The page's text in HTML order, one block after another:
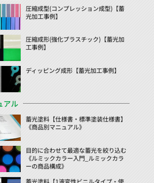
圧縮成型(コンプレッション成型)【蓄
光加工事例】
圧縮成形(強化プラスチック)【蓄光加
工事例】
ディッピング成形【蓄光加工事例】
アル
蓄光塗料【仕様書・標準塗装仕様書】
《商品別マニュアル》
目的に合わせて最適な蓄光を絞り込む
《ルミックカラー入門_ルミックカラ
ーの商品構成》
蓄光塗料【1液変性ビニルタイプ・使